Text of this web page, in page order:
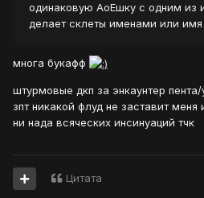
одинаковую АоЕшку с одним из
делает склеты именами или
многа букафф
штурмовые дкп за энкаунтер
зпт никакой флуд не заставит
ни нада всяческих инсинуаций тчк
Цитата